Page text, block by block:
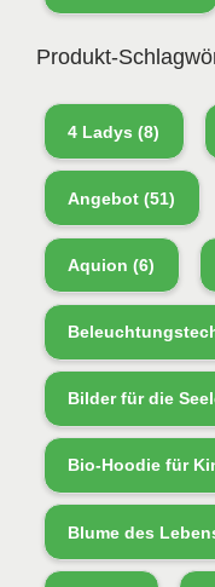
Produkt-
4 Ladys (8)
Angebot (51)
Aquion (6)
Bilder für die
Bio-Hoodie für
Blume des